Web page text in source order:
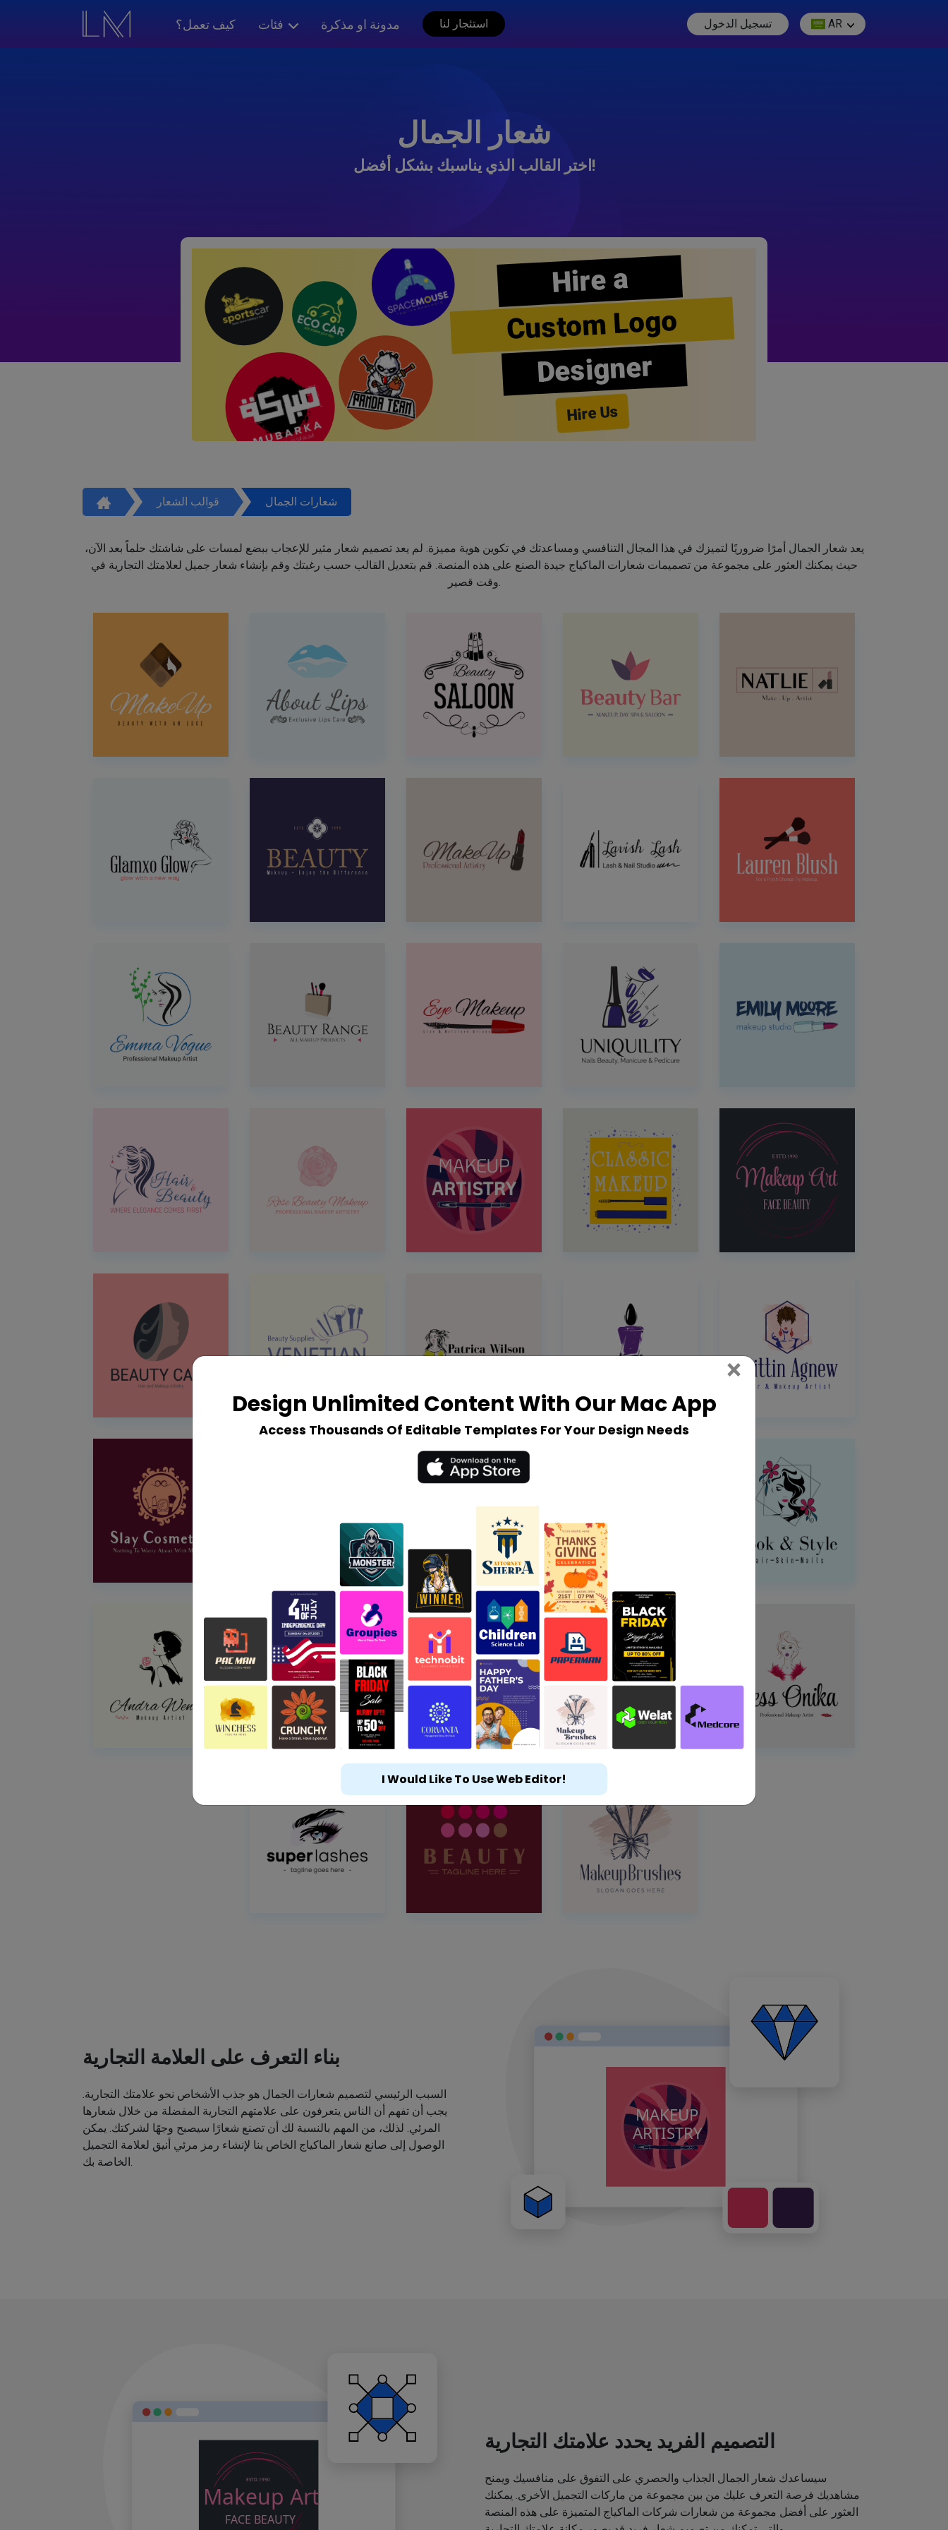
كيف تعمل؟ فئات مدونة او مذكرة استئجار لنا تسجيل الدخول AR
شعار الجمال
اختر القالب الذي يناسبك بشكل أفضل!
Hire a
Custom Logo
Designer
Hire Us
قوالب الشعار شعارات الجمال
يعد شعار الجمال أمرًا ضروريًا لتميزك في هذا المجال التنافسي ومساعدتك في تكوين هوية مميزة. لم يعد تصميم شعار مثير للإعجاب ببضع لمسات على شاشتك حلماً بعد الآن،
حيث يمكنك العثور على مجموعة من تصميمات شعارات الماكياج جيدة الصنع على هذه المنصة. قم بتعديل القالب حسب رغبتك وقم بإنشاء شعار جميل لعلامتك التجارية في
وقت قصير.
بناء التعرف على العلامة التجارية
السبب الرئيسي لتصميم شعارات الجمال هو جذب الأشخاص نحو علامتك التجارية.
يجب أن تفهم أن الناس يتعرفون على علامتهم التجارية المفضلة من خلال شعارها
المرئي. لذلك، من المهم بالنسبة لك أن تصنع شعارًا سيصبح وجهًا لشركتك. يمكن
الوصول إلى صانع شعار الماكياج الخاص بنا لإنشاء رمز مرئي أنيق لعلامة التجميل
الخاصة بك.
التصميم الفريد يحدد علامتك التجارية
سيساعدك شعار الجمال الجذاب والحصري على التفوق على منافسيك ويمنح
مشاهديك فرصة التعرف عليك من بين مجموعة من ماركات التجميل الأخرى. يمكنك
العثور على أفضل مجموعة من شعارات شركات الماكياج المتميزة على هذه المنصة
Design Unlimited Content With Our Mac App
Access Thousands Of Editable Templates For Your Design Needs
× Close
I Would Like To Use Web Editor!